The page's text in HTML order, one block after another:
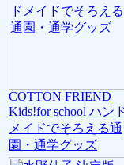
COTTON FRIEND
Kids!for school ハン
メイドでそろえる通
園・通学グッズ